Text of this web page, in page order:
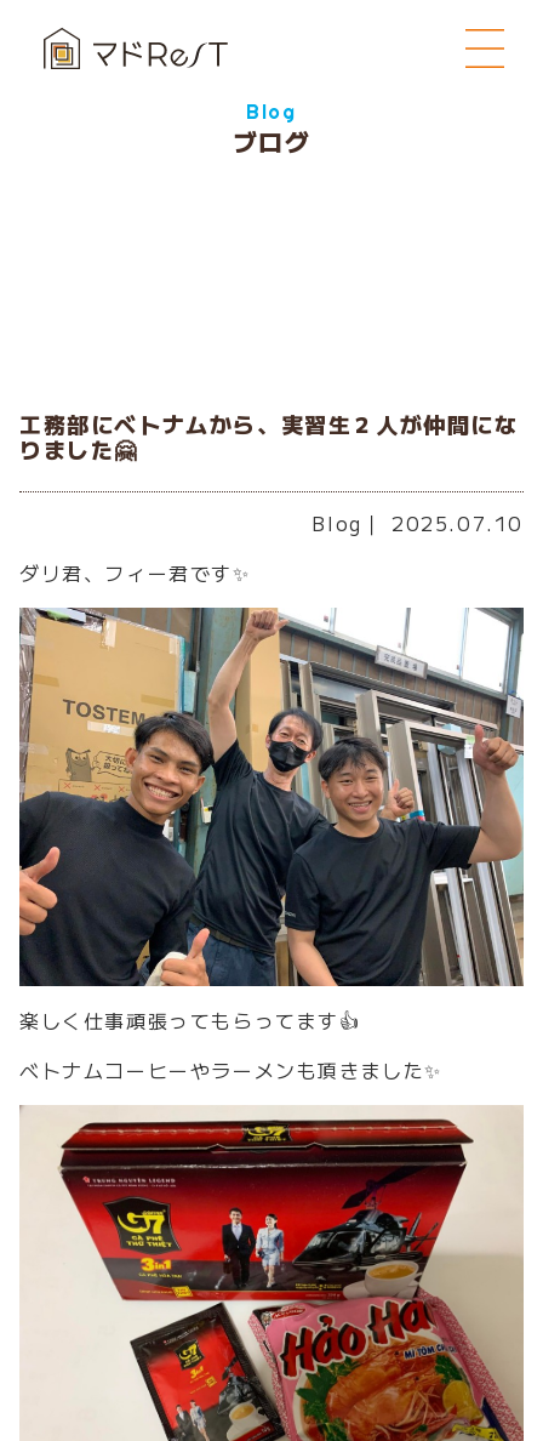
Blog
ブログ
工務部にベトナムから、実習生２人が仲間にな
りました🤗
Blog ｜ 2025.07.10
ダリ君、フィー君です✨
楽しく仕事頑張ってもらってます👍
ベトナムコーヒーやラーメンも頂きました✨